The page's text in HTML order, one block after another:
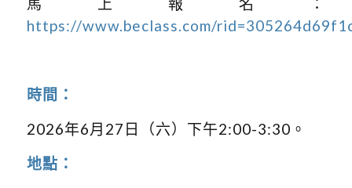
https://www.beclass.com/
時間：
2026年6月27日（六）下午2:00-3:30。
地點：